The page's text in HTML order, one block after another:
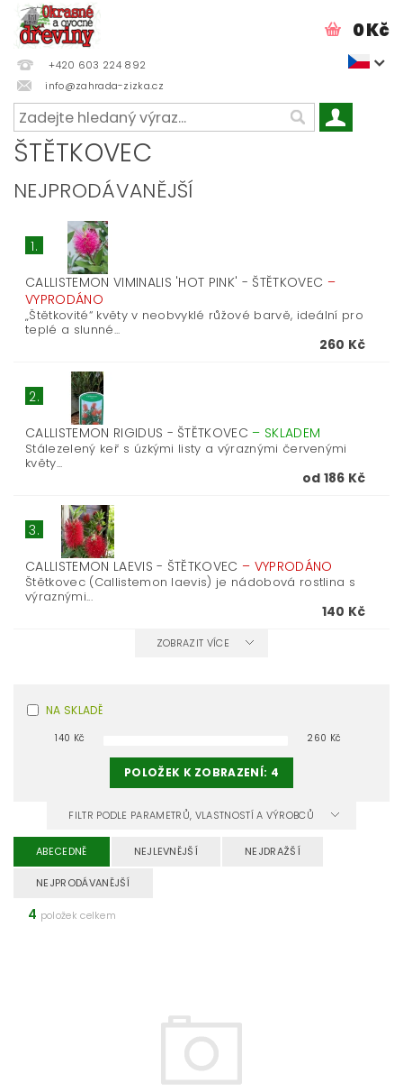
+420 603 224 892
info@zahrada-zizka.cz
0 Kč
ŠTĚTKOVEC
NEJPRODÁVANĚJŠÍ
1.
CALLISTEMON VIMINALIS 'HOT PINK' - ŠTĚTKOVEC –
VYPRODÁNO
„Štětkovité“ květy v neobvyklé růžové barvě, ideální pro
teplé a slunné...
260 Kč
2.
CALLISTEMON RIGIDUS - ŠTĚTKOVEC – SKLADEM
Stálezelený keř s úzkými listy a výraznými červenými
květy...
od 186 Kč
3.
CALLISTEMON LAEVIS - ŠTĚTKOVEC – VYPRODÁNO
Štětkovec (Callistemon laevis) je nádobová rostlina s
výraznými...
140 Kč
ZOBRAZIT VÍCE
NA SKLADĚ
140 Kč 260 Kč
POLOŽEK K ZOBRAZENÍ: 4
FILTR PODLE PARAMETRŮ, VLASTNOSTÍ A VÝROBCŮ
ABECEDNĚ NEJLEVNĚJŠÍ NEJDRAŽŠÍ
NEJPRODÁVANĚJŠÍ
4 položek celkem